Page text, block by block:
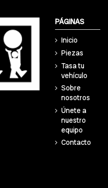
PÁGINAS
Inicio
Piezas
Tasa tu
vehículo
Sobre
nosotros
Únete a
nuestro
equipo
Contacto